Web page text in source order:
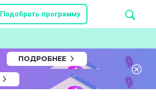
Подобрать программу
ПОДРОБНЕЕ